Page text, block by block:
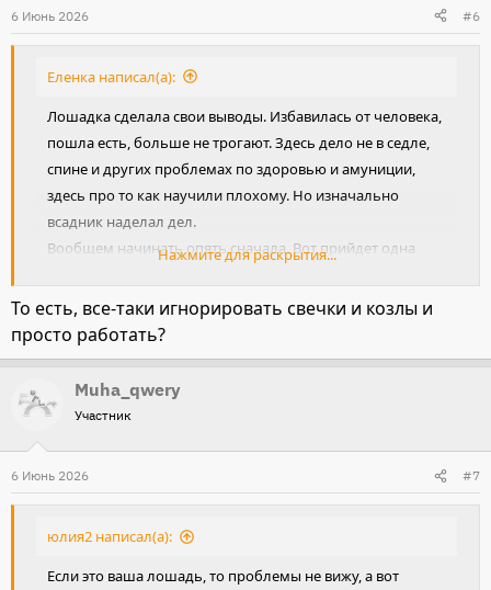
и
и
6 Июнь 2026 #6
Еленка написал(а):
Лошадка сделала свои выводы. Избавилась от человека,
пошла есть, больше не трогают. Здесь дело не в седле,
спине и других проблемах по здоровью и амуниции,
здесь про то как научили плохому. Но изначально
всадник наделал дел.
Вообщем начинать опять сначала. Вот прийдет одна
тоже страдает. Легче научить , чем переучить.
Нажмите для раскрытия...
То есть, все-таки игнорировать свечки и козлы и
просто работать?
Muha_qwery
Участник
6 Июнь 2026 #7
юлия2 написал(а):
Если это ваша лошадь, то проблемы не вижу, а вот